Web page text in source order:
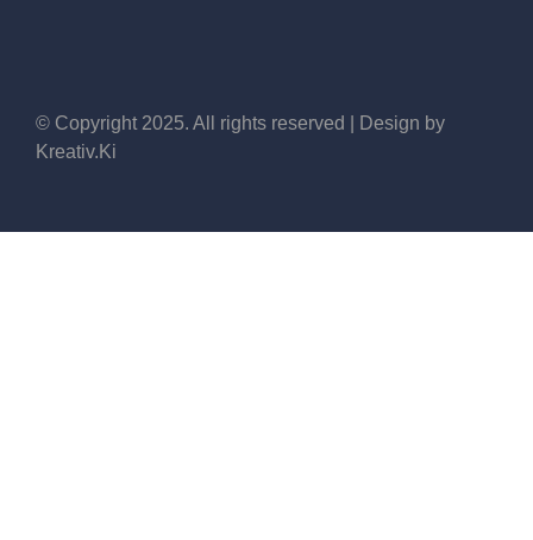
© Copyright 2025. All rights reserved | Design by
Kreativ.Ki